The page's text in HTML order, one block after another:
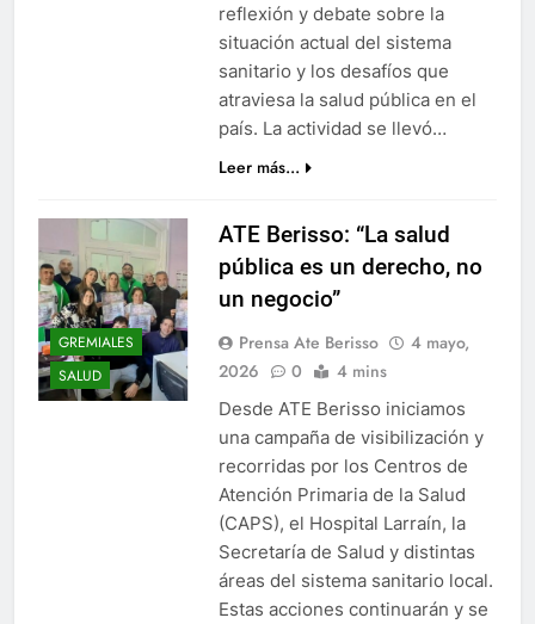
reflexión y debate sobre la
situación actual del sistema
sanitario y los desafíos que
atraviesa la salud pública en el
país. La actividad se llevó…
Leer más...
GREMIALES
SALUD
ATE Berisso: “La salud
pública es un derecho, no
un negocio”
Prensa Ate Berisso
4 mayo,
2026
0 4 mins
Desde ATE Berisso iniciamos
una campaña de visibilización y
recorridas por los Centros de
Atención Primaria de la Salud
(CAPS), el Hospital Larraín, la
Secretaría de Salud y distintas
áreas del sistema sanitario local.
Estas acciones continuarán y se